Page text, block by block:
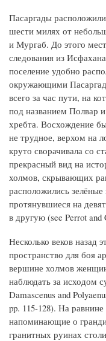
Пасаргады
шести милях от
и Мургаб. До этого
следования из
поселение удобно
окружающими
всего за час пути, на
под названием Полвар
хребта. Восхождение
не трудное, верхом на
круто сворачивала со
прекрасный вид на
холмов, скрывающих
расположились
протянувшиеся на
в другую (see Perrot
Несколько веков назад
пространство для боя
вершине холмов
наблюдать за исходом
Damascenus and
pp. 115-128). На
напоминающие о
гранитных руинах